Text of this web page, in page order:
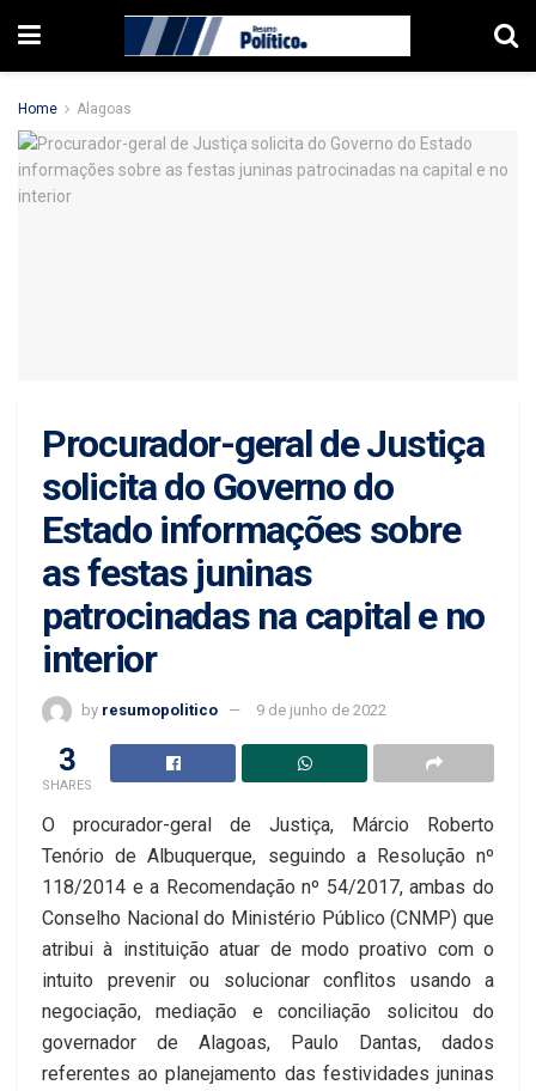
Home Alagoas
Procurador-geral de Justiça
solicita do Governo do
Estado informações sobre
as festas juninas
patrocinadas na capital e no
interior
by resumopolitico 9 de junho de 2022
3
SHARES
O procurador-geral de Justiça, Márcio Roberto
Tenório de Albuquerque, seguindo a Resolução nº
118/2014 e a Recomendação nº 54/2017, ambas do
Conselho Nacional do Ministério Público (CNMP) que
atribui à instituição atuar de modo proativo com o
intuito prevenir ou solucionar conflitos usando a
negociação, mediação e conciliação solicitou do
governador de Alagoas, Paulo Dantas, dados
referentes ao planejamento das festividades juninas